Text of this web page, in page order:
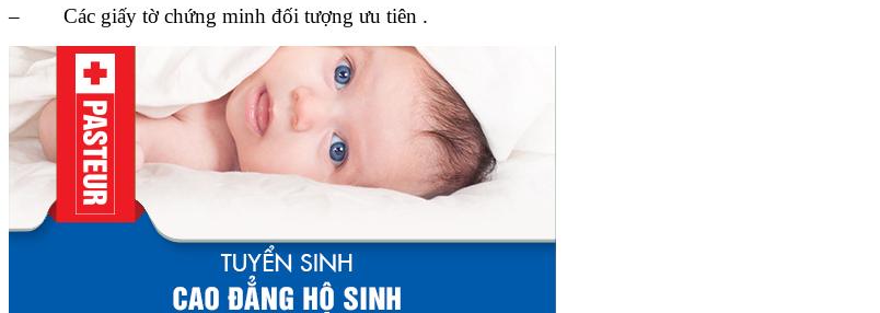
– Các giấy tờ chứng minh đối tượng ưu tiên .